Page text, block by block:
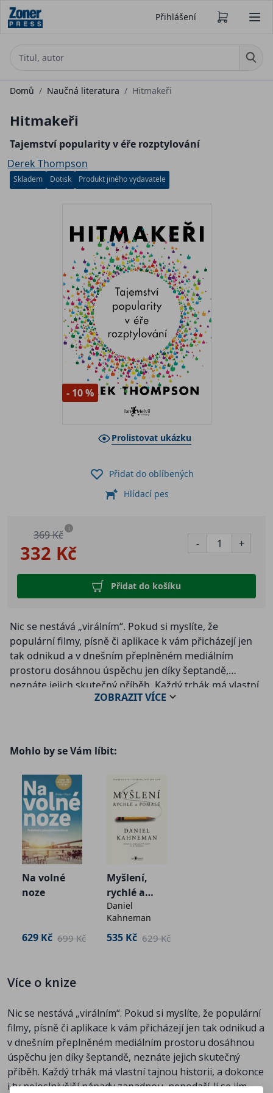
Přihlášení
Domů / Naučná literatura / Hitmakeři
Hitmakeři
Tajemství popularity v éře rozptylování
Derek Thompson
Skladem Dotisk Produkt jiného vydavatele
- 10 %
Prolistovat ukázku
332 Kč
369 Kč i
- +
Přidat do košíku
Přidat do oblíbených
Hlídací pes
Nic se nestává „virálním“. Pokud si myslíte, že
populární filmy, písně či aplikace k vám přicházejí jen
tak odnikud a v dnešním přeplněném mediálním
prostoru dosáhnou úspěchu jen díky šeptandě,
neznáte jejich skutečný příběh. Každý trhák má vlastní
tajnou historii, a dokonce i ty nejoslnivější nápady
Derek Thompson ve své knize odkrývá psychologii na
pozadí osobních preferencí a vkusu a odhaluje
ekonomii kulturních trhů, které nenápadně utvářejí
naše životy. Boří sentimentální showbyznysové mýty o
tvorbě hitů a ukazuje, že kvalita samotná k úspěchu
nestačí, že nikdo nemá „dobrý vkus“ a že několik
nejpopulárnějších produktů v dějinách dělil od
úplného selhání jenom krůček. Hitmakeři představují
kouzelnou výpravu za trháky popkultury a za
nejcennějším platidlem 21. století – pozorností lidí.
Dozvíte se například:
proč se nejhůře šíří velké inovace a nejlépe naopak
věci povědomé, jen lehce vylepšené (a jak hledat
a jak vytvořit globální kaskádu
můžeme pomoct
• jak moc účinné je nejen v textu, ale i v hudbě a
designu pracovat s repeticí
• že vkus je z velké části výsledkem všeho, s čím se
daný člověk setkal, ne nějakého vrozeného nastavení
či výchovy
ZOBRAZITVÍCE
Mohlo by se Vám líbit:
Na volné
noze
629 Kč 699 Kč
Myšlení,
rychlé a
pomalé
Daniel
Kahneman
535 Kč 629 Kč
Více o knize
Nic se nestává „virálním“. Pokud si myslíte, že populární
filmy, písně či aplikace k vám přicházejí jen tak odnikud a
v dnešním přeplněném mediálním prostoru dosáhnou
úspěchu jen díky šeptandě, neznáte jejich skutečný
příběh. Každý trhák má vlastní tajnou historii, a dokonce
i ty nejoslnivější nápady zapadnou, nepodaří-li se jim